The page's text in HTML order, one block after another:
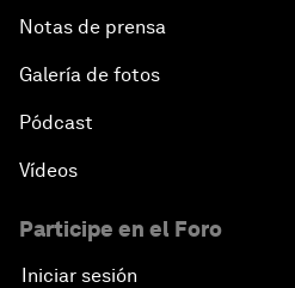
Notas de prensa
Galería de fotos
Pódcast
Vídeos
Participe en el Foro
Iniciar sesión